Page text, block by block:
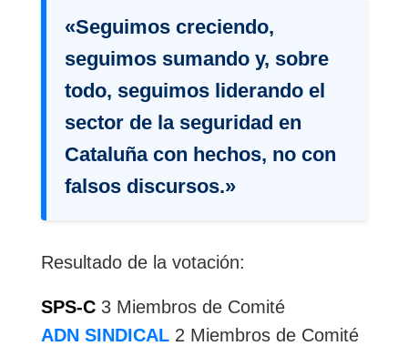
«Seguimos creciendo,
seguimos sumando y, sobre
todo, seguimos liderando el
sector de la seguridad en
Cataluña con hechos, no con
falsos discursos.»
Resultado de la votación:
SPS-C3 Miembros de Comité
ADN SINDICAL2 Miembros de Comité